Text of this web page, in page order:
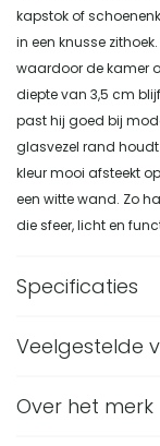
kapstok of
in een knusse
waardoor de kamer
diepte van 3,5 cm
past hij goed bij
glasvezel rand houdt
kleur mooi afsteekt
een witte wand. Zo
die sfeer, licht en
Specificaties
Merk
Veelgestelde
Wat zijn de
Over het merk